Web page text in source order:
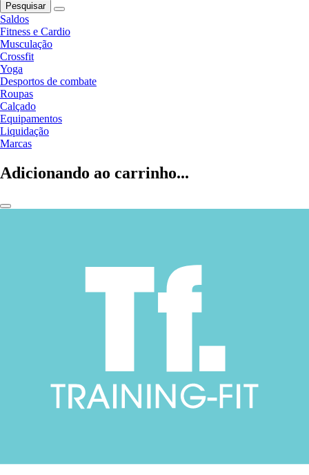
Pesquisar
Saldos
Fitness e Cardio
Musculação
Crossfit
Yoga
Desportos de combate
Roupas
Calçado
Equipamentos
Liquidação
Marcas
Adicionando ao carrinho...